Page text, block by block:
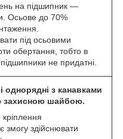
на підшипник —
Осьове до 70%
під осьовими
обертання, тобто в
не придатні.
однорядні з канавками
захисною шайбою.
змогу здійснювати